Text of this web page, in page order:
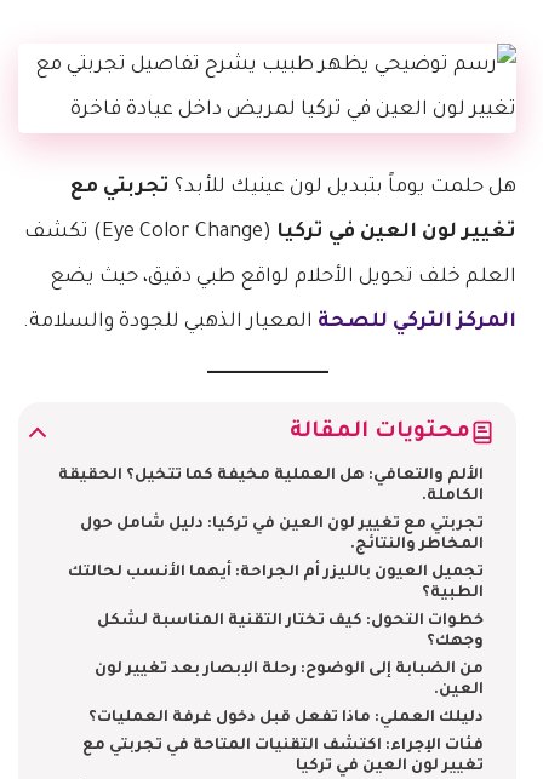
هل حلمت يوماً بتبديل لون عينيك للأبد؟ تجربتي مع
تغيير لون العين في تركيا (Eye Color Change) تكشف
العلم خلف تحويل الأحلام لواقع طبي دقيق، حيث يضع
المركز التركي للصحة المعيار الذهبي للجودة والسلامة.
محتويات المقالة
الألم والتعافي: هل العملية مخيفة كما تتخيل؟ الحقيقة
الكاملة.
تجربتي مع تغيير لون العين في تركيا: دليل شامل حول
المخاطر والنتائج.
تجميل العيون بالليزر أم الجراحة: أيهما الأنسب لحالتك
الطبية؟
خطوات التحول: كيف تختار التقنية المناسبة لشكل
وجهك؟
من الضبابة إلى الوضوح: رحلة الإبصار بعد تغيير لون
العين.
دليلك العملي: ماذا تفعل قبل دخول غرفة العمليات؟
فئات الإجراء: اكتشف التقنيات المتاحة في تجربتي مع
تغيير لون العين في تركيا